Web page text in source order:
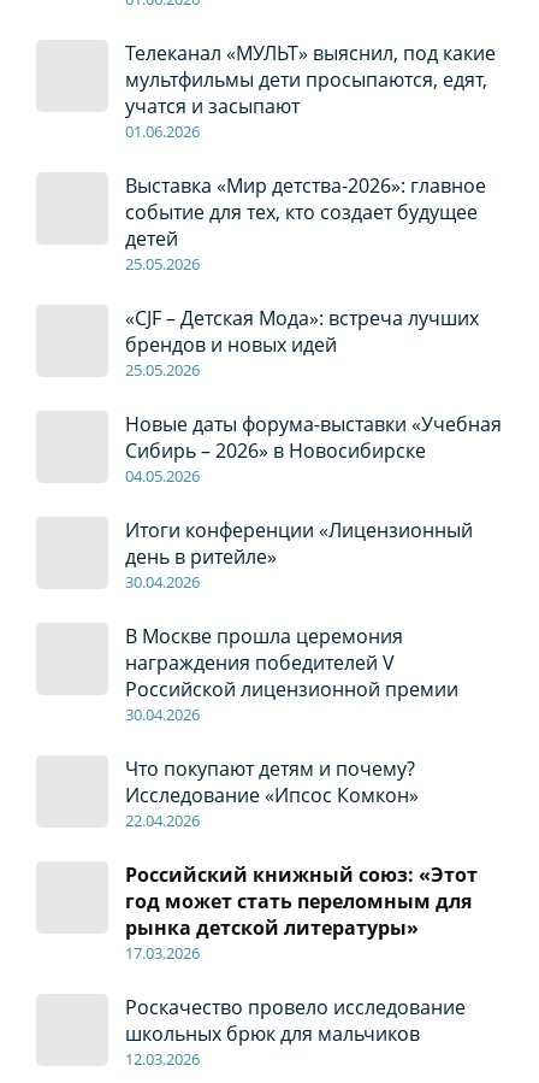
Телеканал «МУЛЬТ» выяснил, под какие
мультфильмы дети просыпаются, едят,
учатся и засыпают
01.06.2026
Выставка «Мир детства-2026»: главное
событие для тех, кто создает будущее
детей
25.05.2026
«CJF – Детская Мода»: встреча лучших
брендов и новых идей
25.05.2026
Новые даты форума-выставки «Учебная
Сибирь – 2026» в Новосибирске
04.05.2026
Итоги конференции «Лицензионный
день в ритейле»
30.04.2026
В Москве прошла церемония
награждения победителей V
Российской лицензионной премии
30.04.2026
Что покупают детям и почему?
Исследование «Ипсос Комкон»
22.04.2026
Российский книжный союз: «Этот
год может стать переломным для
рынка детской литературы»
17.03.2026
Роскачество провело исследование
школьных брюк для мальчиков
12.03.2026